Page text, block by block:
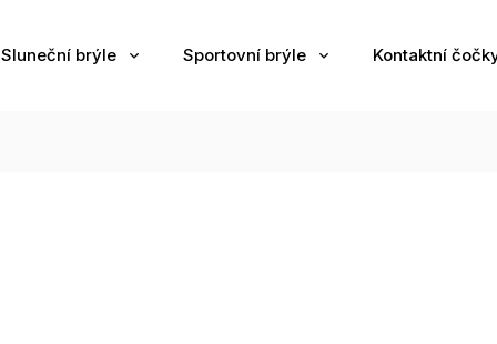
Sluneční brýle Sportovní brýle Kontaktní